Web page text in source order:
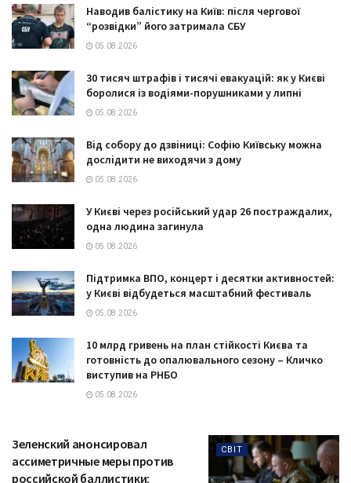
Наводив балістику на Київ: після чергової
“розвідки” його затримала СБУ
05.08.2026
30 тисяч штрафів і тисячі евакуацій: як у Києві
боролися із водіями-порушниками у липні
05.08.2026
Від собору до дзвіниці: Софію Київську можна
дослідити не виходячи з дому
05.08.2026
У Києві через російський удар 26 постраждалих,
одна людина загинула
05.08.2026
Підтримка ВПО, концерт і десятки активностей:
у Києві відбудеться масштабний фестиваль
05.08.2026
10 млрд гривень на план стійкості Києва та
готовність до опалювального сезону – Кличко
виступив на РНБО
05.08.2026
СВІТ
Зеленский анонсировал
ассиметричные меры против
российской баллистики: